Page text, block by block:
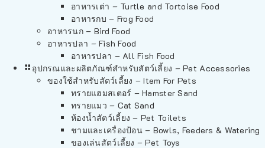
อาหารเต่า – Turtle and Tortoise Food
อาหารกบ – Frog Food
อาหารนก – Bird Food
อาหารปลา – Fish Food
อาหารปลา – All Fish Food
อุปกรณและผลิตภัณฑ์สำหรับสัตว์เลี้ยง – Pet Accessories
ของใช้สำหรับสัตว์เลี้ยง – Item For Pets
ทรายแฮมสเตอร์ – Hamster Sand
ทรายแมว – Cat Sand
ห้องน้ำสัตว์เลี้ยง – Pet Toilets
ชามและเครื่องป้อน – Bowls, Feeders & Watering
ของเล่นสัตว์เลี้ยง – Pet Toys